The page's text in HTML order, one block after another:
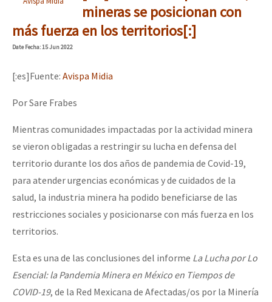
mineras se posicionan con
más fuerza en los territorios[:]
DateFecha: 15 Jun 2022
[:es]Fuente: Avispa Midia
Por Sare Frabes
Mientras comunidades impactadas por la actividad minera
se vieron obligadas a restringir su lucha en defensa del
territorio durante los dos años de pandemia de Covid-19,
para atender urgencias económicas y de cuidados de la
salud, la industria minera ha podido beneficiarse de las
restricciones sociales y posicionarse con más fuerza en los
territorios.
Esta es una de las conclusiones del informe La Lucha por Lo
Esencial: la Pandemia Minera en México en Tiempos de
COVID-19, de la Red Mexicana de Afectadas/os por la Minería